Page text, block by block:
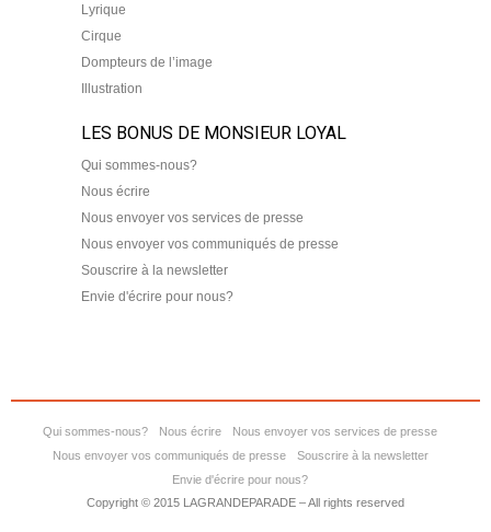
Lyrique
Cirque
Dompteurs de l’image
Illustration
LES BONUS DE MONSIEUR LOYAL
Qui sommes-nous?
Nous écrire
Nous envoyer vos services de presse
Nous envoyer vos communiqués de presse
Souscrire à la newsletter
Envie d'écrire pour nous?
Qui sommes-nous? Nous écrire
Nous envoyer vos services de presse
Nous envoyer vos communiqués de presse
Souscrire à la newsletter
Envie d'écrire pour nous?
Copyright © 2015 LAGRANDEPARADE – All rights reserved